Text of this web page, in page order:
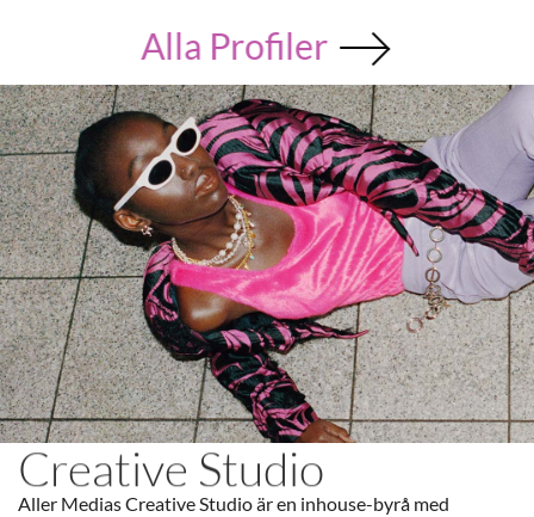
Alla Profiler
Creative Studio
Aller Medias Creative Studio är en inhouse-byrå med